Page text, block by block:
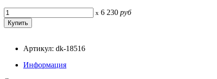
x 6 230 руб
Артикул: dk-18516
Информация